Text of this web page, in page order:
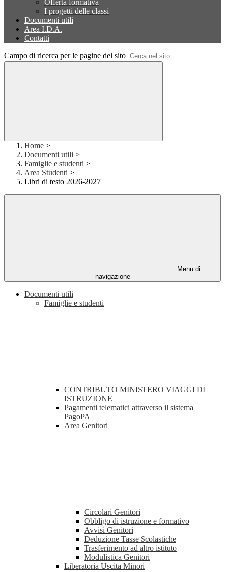
Offerta formativa
I progetti delle classi
Documenti utili
Area I.D.A.
Contatti
Campo di ricerca per le pagine del sito
Home >
Documenti utili >
Famiglie e studenti >
Area Studenti >
Libri di testo 2026-2027
Menu di
navigazione
Documenti utili
Famiglie e studenti
CONTRIBUTO MINISTERO VIAGGI DI
ISTRUZIONE
Pagamenti telematici attraverso il sistema
PagoPA
Area Genitori
Circolari Genitori
Obbligo di istruzione e formativo
Avvisi Genitori
Deduzione Tasse Scolastiche
Trasferimento ad altro istituto
Modulistica Genitori
Liberatoria Uscita Minori